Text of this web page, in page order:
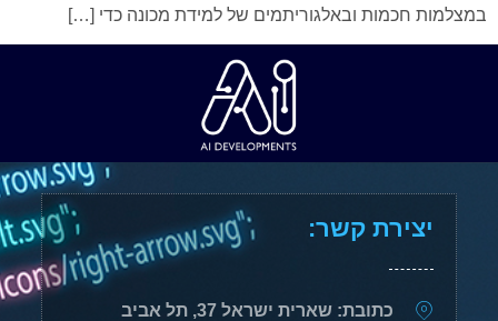
במצלמות חכמות ובאלגוריתמים של למידת מכונה כדי […]
יצירת קשר:
כתובת: שארית ישראל 37, תל אביב